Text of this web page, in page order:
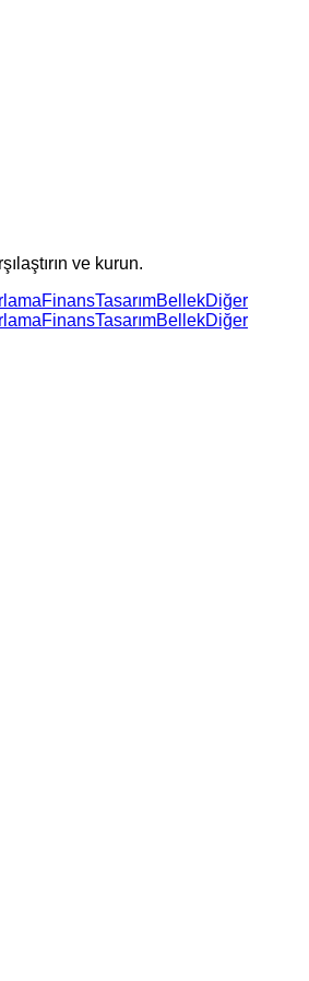
ve kurun.
FinansTasarımBellekDiğer
FinansTasarımBellekDiğer